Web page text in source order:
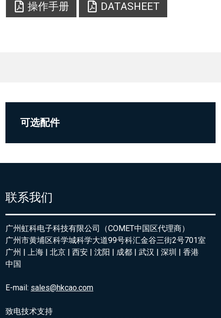
操作手册 DATASHEET
可选配件
联系我们
广州虹科电子科技有限公司（COMET中国区代理商）
广州市黄埔区科学城科学大道99号科汇金谷三街2号701室
广州 | 上海 | 北京 | 西安 | 沈阳 | 成都 | 武汉 | 深圳 | 香港
中国
E-mail: sales@hkcao.com
致电技术支持